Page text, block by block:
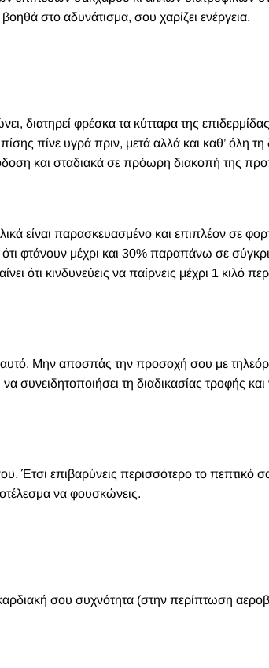
στο αδυνάτισμα, σου χαρίζει ενέργεια.
διατηρεί φρέσκα τα κύτταρα της επιδερμίδας
πίνε υγρά πριν, μετά αλλά και καθ’ όλη
και σταδιακά σε πρόωρη διακοπή της
είναι παρασκευασμένο και επιπλέον σε
φτάνουν μέχρι και 30% παραπάνω σε
ότι κινδυνεύεις να παίρνεις μέχρι 1 κιλό
Μην αποσπάς την προσοχή σου με
συνειδητοποιήσει τη διαδικασίας τροφής
Έτσι επιβαρύνεις περισσότερο το πεπτικό
να φουσκώνεις.
σου συχνότητα (στην περίπτωση